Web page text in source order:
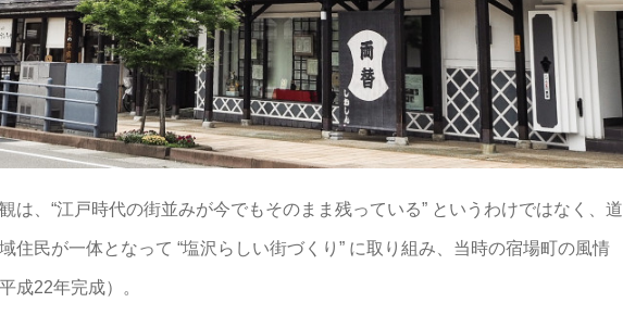
は、“江戸時代の街並みが今でもそのまま残っている” というわけではなく、道
住民が一体となって “塩沢らしい街づくり” に取り組み、当時の宿場町の風情
成22年完成）。